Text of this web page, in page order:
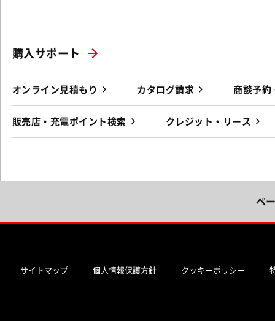
購入サポート
オンライン見積もり カタログ請求 商談予約
販売店・充電ポイント検索 クレジット・リース
ペ
サイトマップ 個人情報保護方針 クッキーポリシー